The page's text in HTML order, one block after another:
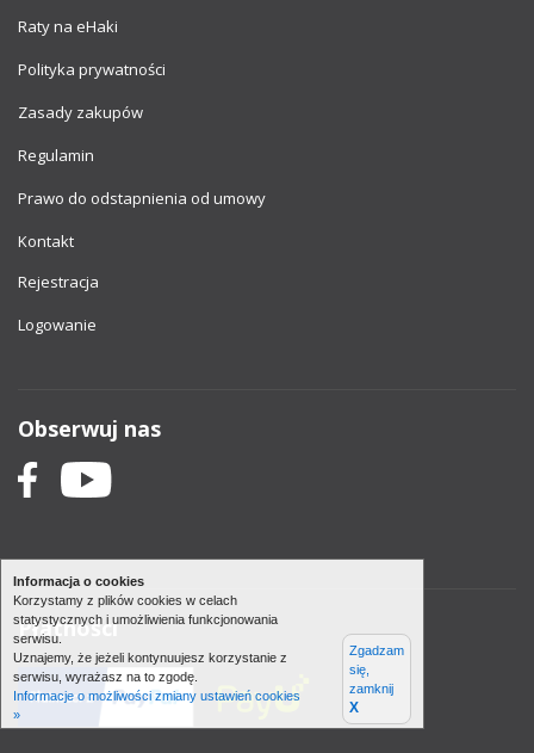
Informacja o cookies
Korzystamy z plików cookies w celach
statystycznych i umożliwienia funkcjonowania
serwisu.
Uznajemy, że jeżeli kontynuujesz korzystanie z
serwisu, wyrażasz na to zgodę.
Informacje o możliwości zmiany ustawień cookies
»
Zgadzam
się,
zamknij
X
Raty na eHaki
Polityka prywatności
Zasady zakupów
Regulamin
Prawo do odstapnienia od umowy
Kontakt
Rejestracja
Logowanie
Obserwuj nas
Płatności